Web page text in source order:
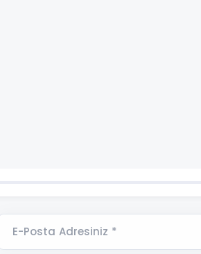
E-Posta Adresiniz *